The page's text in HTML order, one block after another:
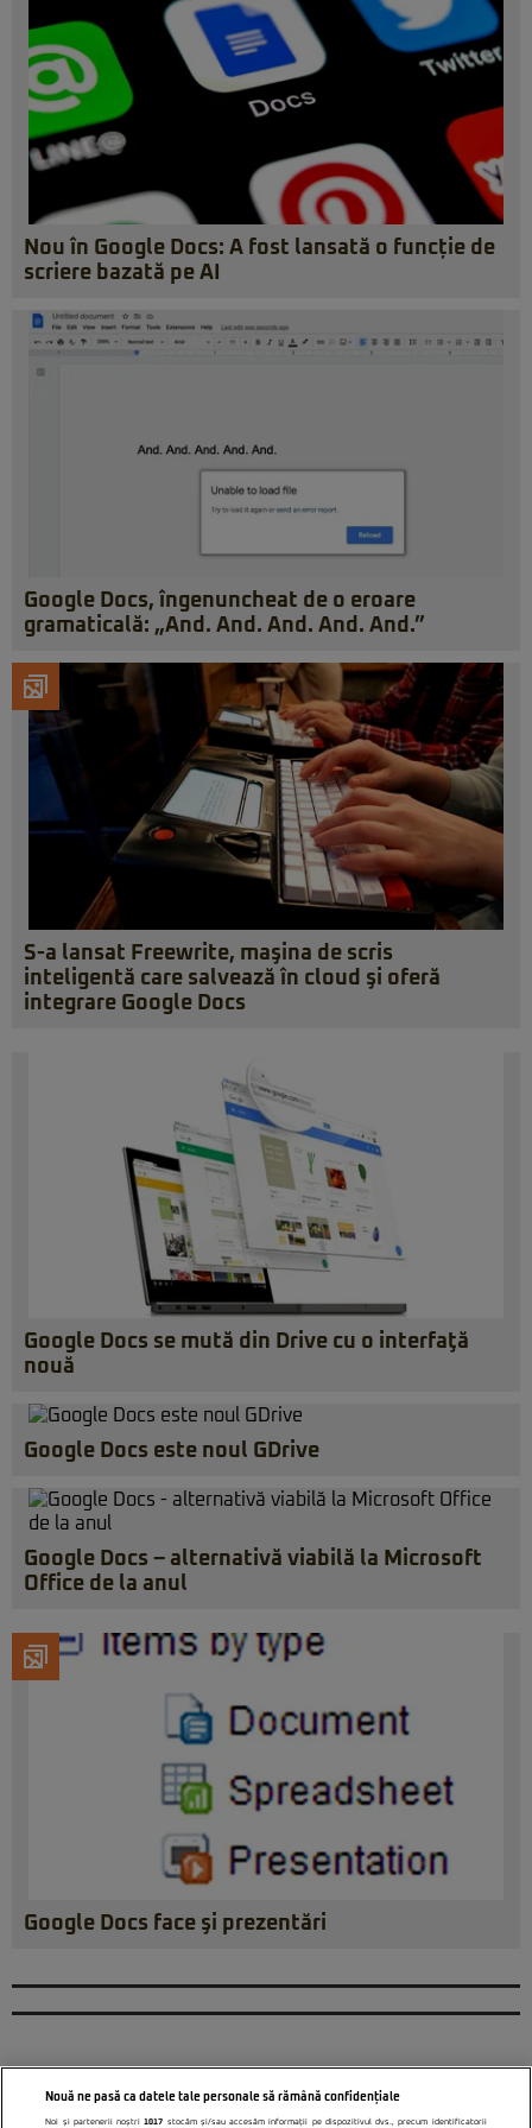
Nou în Google Docs: A fost lansată o funcție de
scriere bazată pe AI
Google Docs, îngenuncheat de o eroare
gramaticală: „And. And. And. And. And.”
S-a lansat Freewrite, maşina de scris
inteligentă care salvează în cloud şi oferă
integrare Google Docs
Google Docs se mută din Drive cu o interfaţă
nouă
Google Docs este noul GDrive
Google Docs – alternativă viabilă la Microsoft
Office de la anul
Google Docs face şi prezentări
Nouă ne pasă ca datele tale personale să rămână confidențiale
Noi și partenerii noștri1017 stocăm și/sau accesăm informații pe dispozitivul dvs., precum identificatorii